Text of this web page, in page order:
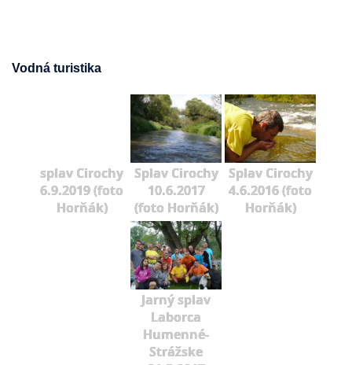
Vodná turistika
splav Cirochy
6.9.2019 (foto
Horňák)
Splav Cirochy
10.6.2017
(foto Horňák)
Splav Cirochy
4.6.2016 (foto
Horňák)
Jarný splav
Laborca
Humenné-
Strážske